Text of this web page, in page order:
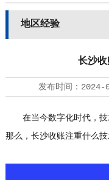
地区经验
长沙
发布时间： 2024-
在当今数字化时代，技
那么，长沙收账注重什么技